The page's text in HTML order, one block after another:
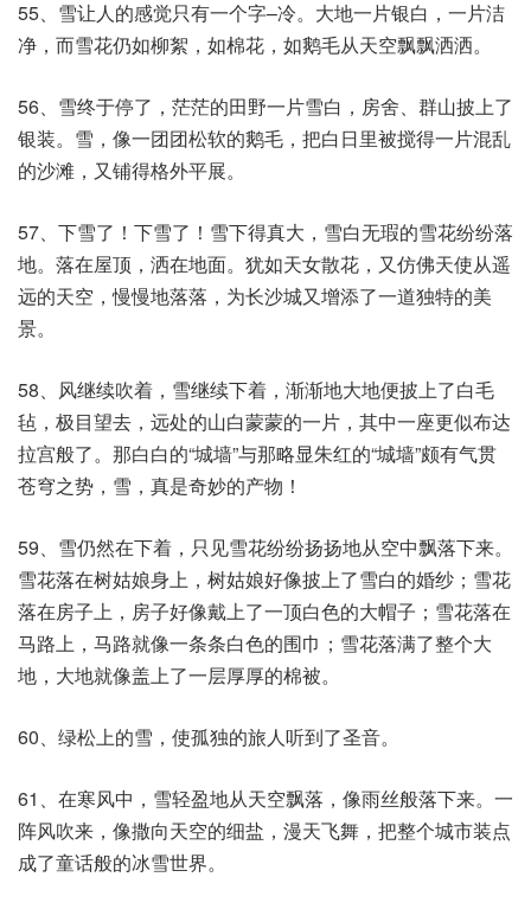
55、雪让人的感觉只有一个字–冷。大地一片银白，一片洁
净，而雪花仍如柳絮，如棉花，如鹅毛从天空飘飘洒洒。
56、雪终于停了，茫茫的田野一片雪白，房舍、群山披上了
银装。雪，像一团团松软的鹅毛，把白日里被搅得一片混乱
的沙滩，又铺得格外平展。
57、下雪了！下雪了！雪下得真大，雪白无瑕的雪花纷纷落
地。落在屋顶，洒在地面。犹如天女散花，又仿佛天使从遥
远的天空，慢慢地落落，为长沙城又增添了一道独特的美
景。
58、风继续吹着，雪继续下着，渐渐地大地便披上了白毛
毡，极目望去，远处的山白蒙蒙的一片，其中一座更似布达
拉宫般了。那白白的“城墙”与那略显朱红的“城墙”颇有气贯
苍穹之势，雪，真是奇妙的产物！
59、雪仍然在下着，只见雪花纷纷扬扬地从空中飘落下来。
雪花落在树姑娘身上，树姑娘好像披上了雪白的婚纱；雪花
落在房子上，房子好像戴上了一顶白色的大帽子；雪花落在
马路上，马路就像一条条白色的围巾；雪花落满了整个大
地，大地就像盖上了一层厚厚的棉被。
60、绿松上的雪，使孤独的旅人听到了圣音。
61、在寒风中，雪轻盈地从天空飘落，像雨丝般落下来。一
阵风吹来，像撒向天空的细盐，漫天飞舞，把整个城市装点
成了童话般的冰雪世界。